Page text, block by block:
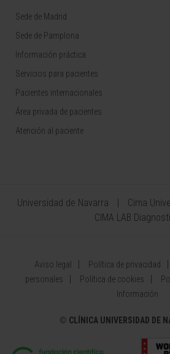
Sede de Madrid
Sede de Pamplona
Información práctica
Servicios para pacientes
Pacientes internacionales
Área privada de pacientes
Atención al paciente
Universidad de Navarra
Cima
CIMA LAB
Aviso legal Política de privacidad
personales
Política de cookies
Información
© CLÍNICA UNIVERSIDAD DE